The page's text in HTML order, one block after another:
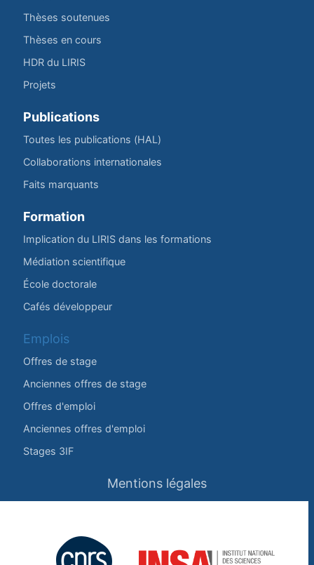
Thèses soutenues
Thèses en cours
HDR du LIRIS
Projets
Publications
Toutes les publications (HAL)
Collaborations internationales
Faits marquants
Formation
Implication du LIRIS dans les formations
Médiation scientifique
École doctorale
Cafés développeur
Emplois
Offres de stage
Anciennes offres de stage
Offres d'emploi
Anciennes offres d'emploi
Stages 3IF
Mentions légales